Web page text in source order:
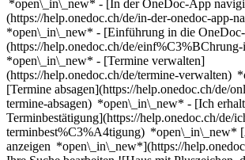
*open\_in\_new* - [In der OneDoc-App
(https://help.onedoc.ch/de/in-der-onedoc-app-
*open\_in\_new* - [Einführung in die
(https://help.onedoc.ch/de/
*open\_in\_new* - [Termine verwalten](https://help.onedoc.ch/de/termine-verwalten) *open\_in\_new* - [Termine absagen](https://help.onedoc.ch/de/online-gebuchte-termine-absagen) *open\_in\_new* - [Ich erhalte keine Terminbestätigung](https://help.onedoc.ch/de/ich-erhalte-keine-terminbest%C3%A4tigung) *open\_in\_new* [Alle unsere Artikel anzeigen *open\_in\_new*](https://help.onedoc.ch/de/) close ## Ihre Suche bearbeiten ![Haus mit Pluszeichen, das anzeigt, dass eine Konsultation vor Ort möglich ist](https://www.onedoc.ch/assets/images/icons/on-site.svg) Vor Ort ![Kamera mit Play-Symbol, die anzeigt, dass eine Konsultation per Video aus der Ferne möglich ist](https://www.onedoc.ch/assets/images/icons/remote.svg) Virtuell Suche #### Fachrichtung #### Gesundheitsfachperson #### Einrichtung edit Augenarzt in Jens tune Filter Neue Patienten*keyboard\_arrow\_down* - Zugelassen*check\_circle* Gesprochene Sprachen*keyboard\_arrow\_down* - Albanisch*check\_circle* - Arabisch*check\_circle* - Deutsch*check\_circle* - Englisch*check\_circle* - Französisch*check\_circle* - Italienisch*check\_circle* - Litauisch*check\_circle* - Persisch*check\_circle* - Portugiesisch*check\_circle* - Rumänisch*check\_circle* - Spanisch*check\_circle* - Türkisch*check\_circle* Geschlecht*keyboard\_arrow\_down* - Weiblich*check\_circle* - Männlich*check\_circle* Netzwerk*keyboard\_arrow\_down* - Ärztenetzwerk Bern*check\_circle* Verfügbarkeit*keyboard\_arrow\_down* - Heute*check\_circle* - In den nächsten 3 Tagen*check\_circle* - In den nächsten 7 Tagen*check\_circle* - In den nächsten 14 Tagen*check\_circle* # __Augenarzt__ in der Umgebung von __Jens__: Buchen Sie heute Ihren Termin online [![Dr. Bogdan Spiru, Augenchirurg in Biel](https://assets.onedoc.ch/images/users/eacdbf8f8d8934b250809965697f83440a15bd76cb82e45eed49a8b469a2a2e5-small.jpg "Dr. Bogdan Spiru, Augenchirurg in Biel")](https://www.onedoc.ch/de/augenchirurg/biel/pcqvt/dr-bogdan-spiru) ### [Dr. Bogdan Spiru](https://www.onedoc.ch/de/augenchirurg/biel/pcqvt/dr-bogdan-spiru) ![Abzeichen, das ein verifiziertes Profil kennzeichnet](https://www.onedoc.ch/assets/images/icons/checkmark.svg) [Augenchirurg](https://www.onedoc.ch/de/augenchirurg/biel), [Augenarzt](https://www.onedoc.ch/de/augenarzt/biel) [Augenzentrum Vernissage](https://www.onedoc.ch/de/medizinische-praxis/biel/e90t/augenzentrum-vernissage) Bahnhofplatz 2 2502 Biel ![Patient mit Pluszeichen, der anzeigt, dass neue Patienten angenommen werden](https://www.onedoc.ch/assets/images/icons/new-patients.svg)Akzeptiert neue Patienten [Termin buchen](https://www.onedoc.ch/de/augenchirurg/biel/pcqvt/dr-bogdan-spiru) Expertisen:[Astigmatismus-Chirurgie](https://www.onedoc.ch/de/astigmatismus-chirurgie/biel), [Chirurgie der Hypermetropie | Chirurgie der Weitsichtigkeit](https://www.onedoc.ch/de/chirurgie-der-hypermetropie-chirurgie-der-weitsichtigkeit/biel), [Chirurgie der Myopie | Chirurgie der Kurzsichtigkeit](https://www.onedoc.ch/de/chirurgie-der-myopie-chirurgie-der-kurzsichtigkeit/biel), [Chirurgie der Presbyopie | Chirurgie der Alterssichtigkeit](https://www.onedoc.ch/de/chirurgie-der-presbyopie-chirurgie-der-alterssichtigkeit/biel), [Hornhautchirurgie](https://www.onedoc.ch/de/hornhautchirurgie/biel), [Katarakt-Chirurgie | Grauer Star-Operation](https://www.onedoc.ch/de/katarakt-chirurgie-grauer-star-operation/biel), [Lasik | Augenlaserbehandlung](https://www.onedoc.ch/de/lasik-augenlaserbehandlung/biel), [Refraktive Chirurgie](https://www.onedoc.ch/de/refraktive-chirurgie/biel), [Trockene Augen](https://www.onedoc.ch/de/trockene-augen/biel), [Vorsorgeuntersuchung Diabetische Retinopathie](https://www.onedoc.ch/de/vorsorgeuntersuchung-diabetische-retinopathie/biel)Mehr anzeigen *chevron\_left* Di. 04 Aug. *chevron\_right* Mehr Termine anzeigen *error\_outline* Beim Laden der Verfügbarkeiten ist ein Fehler aufgetreten [Erneut versuchen](https://www.onedoc.ch) Expertisen:[Astigmatismus-Chirurgie](https://www.onedoc.ch/de/astigmatismus-chirurgie/biel), [Chirurgie der Hypermetropie | Chirurgie der Weitsichtigkeit](https://www.onedoc.ch/de/chirurgie-der-hypermetropie-chirurgie-der-weitsichtigkeit/biel), [Chirurgie der Myopie | Chirurgie der Kurzsichtigkeit](https://www.onedoc.ch/de/chirurgie-der-myopie-chirurgie-der-kurzsichtigkeit/biel), [Chirurgie der Presbyopie | Chirurgie der Alterssichtigkeit](https://www.onedoc.ch/de/chirurgie-der-presbyopie-chirurgie-der-alterssichtigkeit/biel), [Hornhautchirurgie](https://www.onedoc.ch/de/hornhautchirurgie/biel), [Katarakt-Chirurgie | Grauer Star-Operation](https://www.onedoc.ch/de/katarakt-chirurgie-grauer-star-operation/biel), [Lasik | Augenlaserbehandlung](https://www.onedoc.ch/de/lasik-augenlaserbehandlung/biel), [Refraktive Chirurgie](https://www.onedoc.ch/de/refraktive-chirurgie/biel), [Trockene Augen](https://www.onedoc.ch/de/trockene-augen/biel), [Vorsorgeuntersuchung Diabetische Retinopathie](https://www.onedoc.ch/de/vorsorgeuntersuchung-diabetische-retinopathie/biel)Mehr anzeigen [![Dr. Agné Raulinavice, Augenärztin in Biel](https://assets.onedoc.ch/images/users/8f79f2afa7c07f97a54e4286515172ca530605d1abba6651219cdfb44ae259c5-small.jpg "Dr. Agné Raulinavice, Augenärztin in Biel")](https://www.onedoc.ch/de/augenarztin/biel/pc2cr/dr-agne-raulinavice) ### [Dr. Agné Raulinavice](https://www.onedoc.ch/de/augenarztin/biel/pc2cr/dr-agne-raulinavice) ![Abzeichen, das ein verifiziertes Profil kennzeichnet](https://www.onedoc.ch/assets/images/icons/checkmark.svg) [Augenärztin](https://www.onedoc.ch/de/augenarzt/biel) [Augenzentrum Vernissage](https://www.onedoc.ch/de/medizinische-praxis/biel/e90t/augenzentrum-vernissage) Bahnhofplatz 2 2502 Biel ![Patient mit Pluszeichen, der anzeigt, dass neue Patienten angenommen werden](https://www.onedoc.ch/assets/images/icons/new-patients.svg)Akzeptiert neue Patienten [Termin buchen](https://www.onedoc.ch/de/augenarztin/biel/pc2cr/dr-agne-raulinavice) Expertisen:[Katarakt | Grauer Star](https://www.onedoc.ch/de/katarakt-grauer-star/biel), [Glaukom | Grüner Star](https://www.onedoc.ch/de/glaukom-gruner-star/biel), [Trockene Augen](https://www.onedoc.ch/de/trockene-augen/biel), [Blepharoplastik | Augenlidchirurgie](https://www.onedoc.ch/de/blepharoplastik-augenlidchirurgie/biel), [Uveitis](https://www.onedoc.ch/de/uveitis/biel)Mehr anzeigen *chevron\_left* Di. 04 Aug. *chevron\_right* Mehr Termine anzeigen *error\_outline* Beim Laden der Verfügbarkeiten ist ein Fehler aufgetreten [Erneut versuchen](https://www.onedoc.ch) Expertisen:[Katarakt | Grauer Star](https://www.onedoc.ch/de/katarakt-grauer-star/biel), [Glaukom | Grüner Star](https://www.onedoc.ch/de/glaukom-gruner-star/biel), [Trockene Augen](https://www.onedoc.ch/de/trockene-augen/biel), [Blepharoplastik | Augenlidchirurgie](https://www.onedoc.ch/de/blepharoplastik-augenlidchirurgie/biel), [Uveitis](https://www.onedoc.ch/de/uveitis/biel)Mehr anzeigen [![Dr. med. Thomas Ferrazzini, Augenarzt in Biel](https://assets.onedoc.ch/images/users/4cc5497ec0507a727018b897b740e583ad540dab4351ad2b81784f3370fa3c9b-small.jpg "Dr. med. Thomas Ferrazzini, Augenarzt in Biel")](https://www.onedoc.ch/de/augenarzt/biel/pcx31/dr-med-thomas-ferrazzini) ### [Dr. med. Thomas Ferrazzini](https://www.onedoc.ch/de/augenarzt/biel/pcx31/dr-med-thomas-ferrazzini) ![Abzeichen, das ein verifiziertes Profil kennzeichnet](https://www.onedoc.ch/assets/images/icons/checkmark.svg) [Augenarzt](https://www.onedoc.ch/de/augenarzt/biel) [Bieler Augenzentrum](https://www.onedoc.ch/de/medizinische-praxis/biel/e4jk/bieler-augenzentrum) Unterer Quai 92 2502 Biel ![Patient mit Pluszeichen, der anzeigt, dass neue Patienten angenommen werden](https://www.onedoc.ch/assets/images/icons/new-patients.svg)Akzeptiert neue Patienten [Termin buchen](https://www.onedoc.ch/de/augenarzt/biel/pcx31/dr-med-thomas-ferrazzini) Expertisen:[Trockene Augen](https://www.onedoc.ch/de/trockene-augen/biel), [Augencheck | Untersuchung der Sehkraft | Visustest](https://www.onedoc.ch/de/augencheck-untersuchung-der-sehkraft-visustest/biel), [Kontaktlinsen](https://www.onedoc.ch/de/kontaktlinsen/biel)Mehr anzeigen *chevron\_left* Di. 04 Aug. *chevron\_right* Mehr Termine anzeigen *error\_outline* Beim Laden der Verfügbarkeiten ist ein Fehler aufgetreten [Erneut versuchen](https://www.onedoc.ch) Expertisen:[Trockene Augen](https://www.onedoc.ch/de/trockene-augen/biel), [Augencheck | Untersuchung der Sehkraft | Visustest](https://www.onedoc.ch/de/augencheck-untersuchung-der-sehkraft-visustest/biel), [Kontaktlinsen](https://www.onedoc.ch/de/kontaktlinsen/biel)Mehr anzeigen [![Dr. med. Alvaro De Santiago, Augenarzt in Biel](https://assets.onedoc.ch/images/users/c3f4b2a5866a8ff1c3fc52af690f3c1acd0d7376f1bac7bd8d71c5dc3944747f-small.jpg "Dr. med. Alvaro De Santiago, Augenarzt in Biel")](https://www.onedoc.ch/de/augenarzt/biel/pc3sm/dr-med-alvaro-de-santiago) ### [Dr. med. Alvaro De Santiago](https://www.onedoc.ch/de/augenarzt/biel/pc3sm/dr-med-alvaro-de-santiago) ![Abzeichen, das ein verifiziertes Profil kennzeichnet](https://www.onedoc.ch/assets/images/icons/checkmark.svg) [Augenarzt](https://www.onedoc.ch/de/augenarzt/biel) [Bieler Augenzentrum](https://www.onedoc.ch/de/medizinische-praxis/biel/e4jk/bieler-augenzentrum) Unterer Quai 92 2502 Biel ![Patient mit Pluszeichen, der anzeigt, dass neue Patienten angenommen werden](https://www.onedoc.ch/assets/images/icons/new-patients.svg)Akzeptiert neue Patienten [Termin buchen](https://www.onedoc.ch/de/augenarzt/biel/pc3sm/dr-med-alvaro-de-santiago) Expertisen:[Augencheck | Untersuchung der Sehkraft | Visustest](https://www.onedoc.ch/de/augencheck-untersuchung-der-sehkraft-visustest/biel), [Kontaktlinsen](https://www.onedoc.ch/de/kontaktlinsen/biel), [Brille](https://www.onedoc.ch/de/brille/biel), [Gesichtsfeld](https://www.onedoc.ch/de/gesichtsfeld/biel), [Trockene Augen](https://www.onedoc.ch/de/trockene-augen/biel)Mehr anzeigen *chevron\